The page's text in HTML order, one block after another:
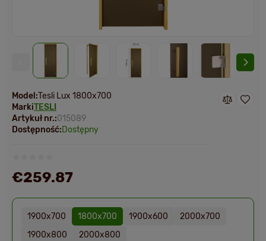
Model:Tesli Lux 1800х700
MarkiTESLI
Artykuł nr.:015089
Dostępność:Dostępny
1900х700 1800х700 1900х600
2000х700
1900х800
2000х800
€259.87